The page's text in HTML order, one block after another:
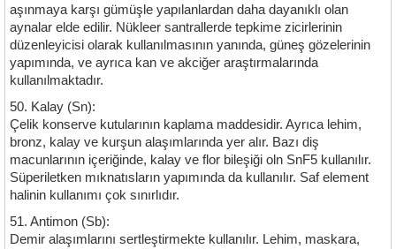
aşınmaya karşı gümüşle yapılanlardan daha dayanıklı olan
aynalar elde edilir. Nükleer santrallerde tepkime zicirlerinin
düzenleyicisi olarak kullanılmasının yanında, güneş gözelerinin
yapımında, ve ayrıca kan ve akciğer araştırmalarında
kullanılmaktadır.
50. Kalay (Sn):
Çelik konserve kutularının kaplama maddesidir. Ayrıca lehim,
bronz, kalay ve kurşun alaşımlarında yer alır. Bazı diş
macunlarının içeriğinde, kalay ve flor bileşiği oln SnF5 kullanılır.
Süperiletken mıknatısların yapımında da kullanılır. Saf element
halinin kullanımı çok sınırlıdır.
51. Antimon (Sb):
Demir alaşımlarını sertleştirmekte kullanılır. Lehim, maskara,